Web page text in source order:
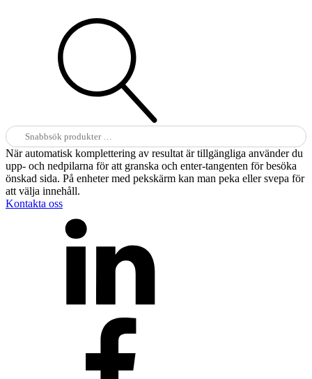
Sök
efter:
När automatisk komplettering av resultat är tillgängliga använder du
upp- och nedpilarna för att granska och enter-tangenten för besöka
önskad sida. På enheter med pekskärm kan man peka eller svepa för
att välja innehåll.
Kontakta oss